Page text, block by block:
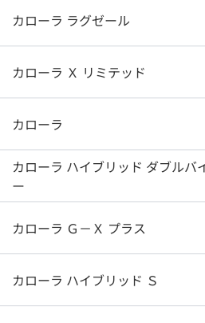
カローラ ラグゼール
カローラ Ｘ リミテッド
カローラ
カローラ ハイブリッド ダブルバ
ー
カローラ Ｇ－Ｘ プラス
カローラ ハイブリッド Ｓ